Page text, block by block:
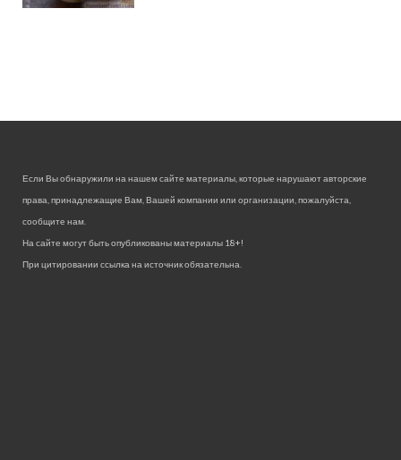
Если Вы обнаружили на нашем сайте материалы, которые нарушают авторские
права, принадлежащие Вам, Вашей компании или организации, пожалуйста,
сообщите нам.
На сайте могут быть опубликованы материалы 18+!
При цитировании ссылка на источник обязательна.